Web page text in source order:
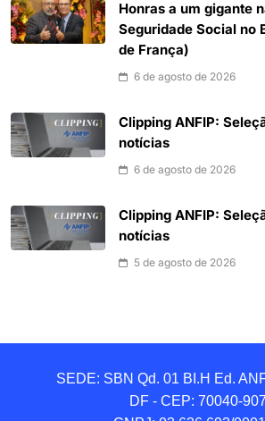
Honras a um gigante
Seguridade Social no
de França)
6 de agosto de 2026
Clipping ANFIP:
notícias
6 de agosto de 2026
Clipping ANFIP:
notícias
5 de agosto de 2026
SEDE: SBN Qd. 01 BI.H Ed.
DF - CEP: 70040-907